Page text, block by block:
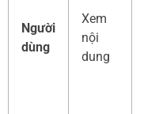
Người
dùng
Xem
nội
dung